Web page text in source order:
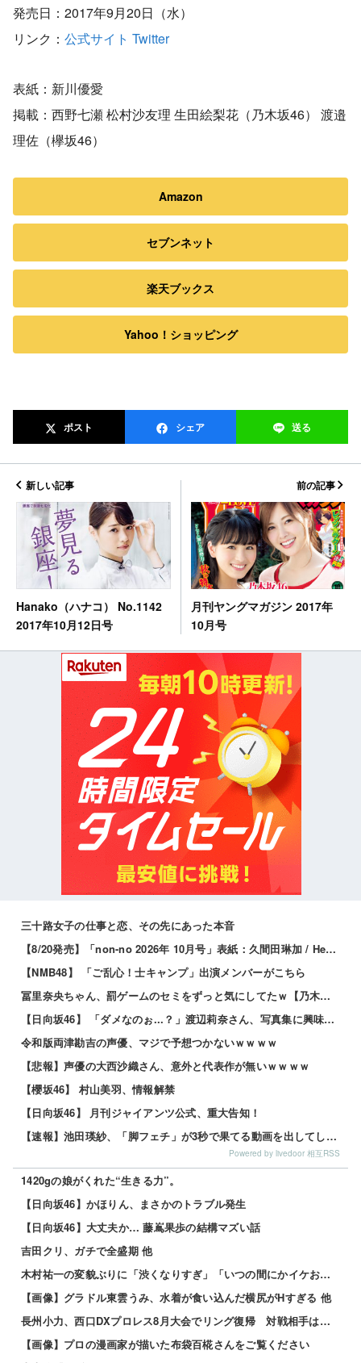
発売日：2017年9月20日（水）
リンク： 公式サイト Twitter
表紙：新川優愛
掲載：西野七瀬 松村沙友理 生田絵梨花（乃木坂46） 渡邉
理佐（欅坂46）
Amazon
セブンネット
楽天ブックス
Yahoo！ショッピング
ポスト シェア 送る
新しい記事
Hanako（ハナコ） No.1142
2017年10月12日号
前の記事
月刊ヤングマガジン 2017年
10月号
三十路女子の仕事と恋、その先にあった本音
【8/20発売】「non-no 2026年 10月号」表紙：久間田琳加 / Hearts2Hearts
【NMB48】 「ご乱心！士キャンプ」出演メンバーがこちら
冨里奈央ちゃん、罰ゲームのセミをずっと気にしてたｗ【乃木坂46】
【日向坂46】 「ダメなのぉ...？」渡辺莉奈さん、写真集に興味津々
令和版両津勘吉の声優、マジで予想つかないｗｗｗｗ
【悲報】声優の大西沙織さん、意外と代表作が無いｗｗｗｗ
【櫻坂46】 村山美羽、情報解禁
【日向坂46】 月刊ジャイアンツ公式、重大告知！
【速報】池田瑛紗、「脚フェチ」が3秒で果てる動画を出してしまう・・・
Powered by livedoor 相互RSS
1420gの娘がくれた“生きる力”。
【日向坂46】かほりん、まさかのトラブル発生
【日向坂46】大丈夫か… 藤嶌果歩の結構マズい話
吉田クリ、ガチで全盛期 他
木村祐一の変貌ぶりに「渋くなりすぎ」「いつの間にかイケおじに」の声 他
【画像】グラドル東雲うみ、水着が食い込んだ横尻がHすぎる 他
長州小力、西口DXプロレス8月大会でリング復帰 対戦相手はクロちゃん 他
【画像】プロの漫画家が描いた布袋百椛さんをご覧ください